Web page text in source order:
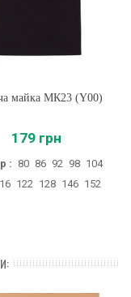
майка МК23 (Y00)
179 грн
: 80 86 92 98 104
122 128 146 152